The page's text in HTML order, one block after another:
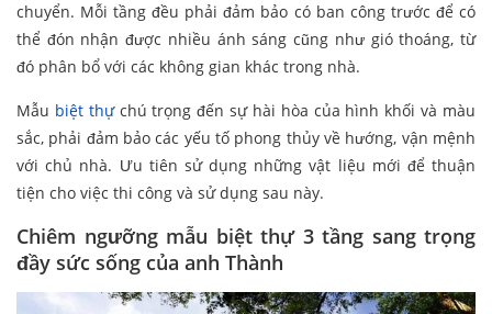
chuyển. Mỗi tầng đều phải đảm bảo có ban công trước để có
thể đón nhận được nhiều ánh sáng cũng như gió thoáng, từ
đó phân bổ với các không gian khác trong nhà.
Mẫu biệt thựchú trọng đến sự hài hòa của hình khối và màu
sắc, phải đảm bảo các yếu tố phong thủy về hướng, vận mệnh
với chủ nhà. Ưu tiên sử dụng những vật liệu mới để thuận
tiện cho việc thi công và sử dụng sau này.
Chiêm ngưỡng mẫu biệt thự 3 tầng sang trọng
đầy sức sống của anh Thành